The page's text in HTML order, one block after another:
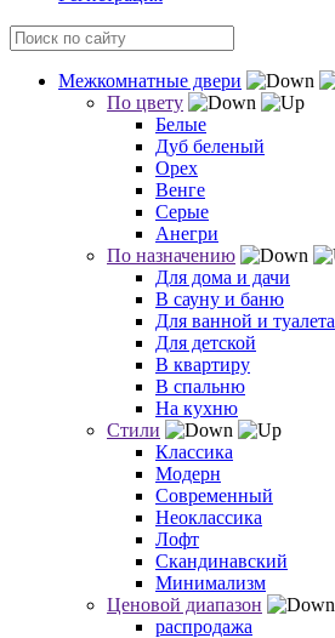
Межкомнатные двери
По цвету
Белые
Дуб беленый
Орех
Венге
Серые
Анегри
По назначению
Для дома и дачи
В сауну и баню
Для ванной и туалета
Для детской
В квартиру
В спальню
На кухню
Стили
Классика
Модерн
Современный
Неоклассика
Лофт
Скандинавский
Минимализм
Ценовой диапазон
распродажа